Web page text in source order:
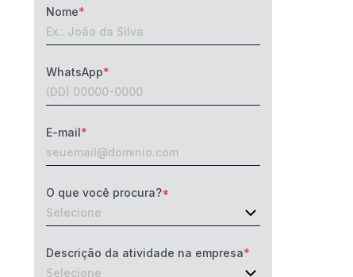
Nome
WhatsApp
E-mail
O que você procura?
Descrição da atividade na empresa